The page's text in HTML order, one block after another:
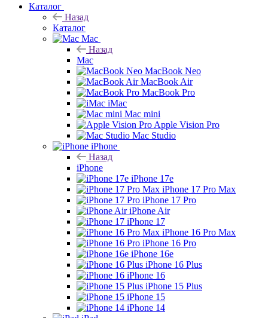
Каталог
Назад
Каталог
Mac
Назад
Mac
MacBook Neo
MacBook Air
MacBook Pro
iMac
Mac mini
Apple Vision Pro
Mac Studio
iPhone
Назад
iPhone
iPhone 17e
iPhone 17 Pro Max
iPhone 17 Pro
iPhone Air
iPhone 17
iPhone 16 Pro Max
iPhone 16 Pro
iPhone 16e
iPhone 16 Plus
iPhone 16
iPhone 15 Plus
iPhone 15
iPhone 14